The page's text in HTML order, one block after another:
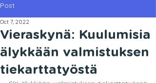
Post
Vieraskynä: Kuulumisia
älykkään valmistuksen
tiekarttatyöstä
Oct 7, 2022